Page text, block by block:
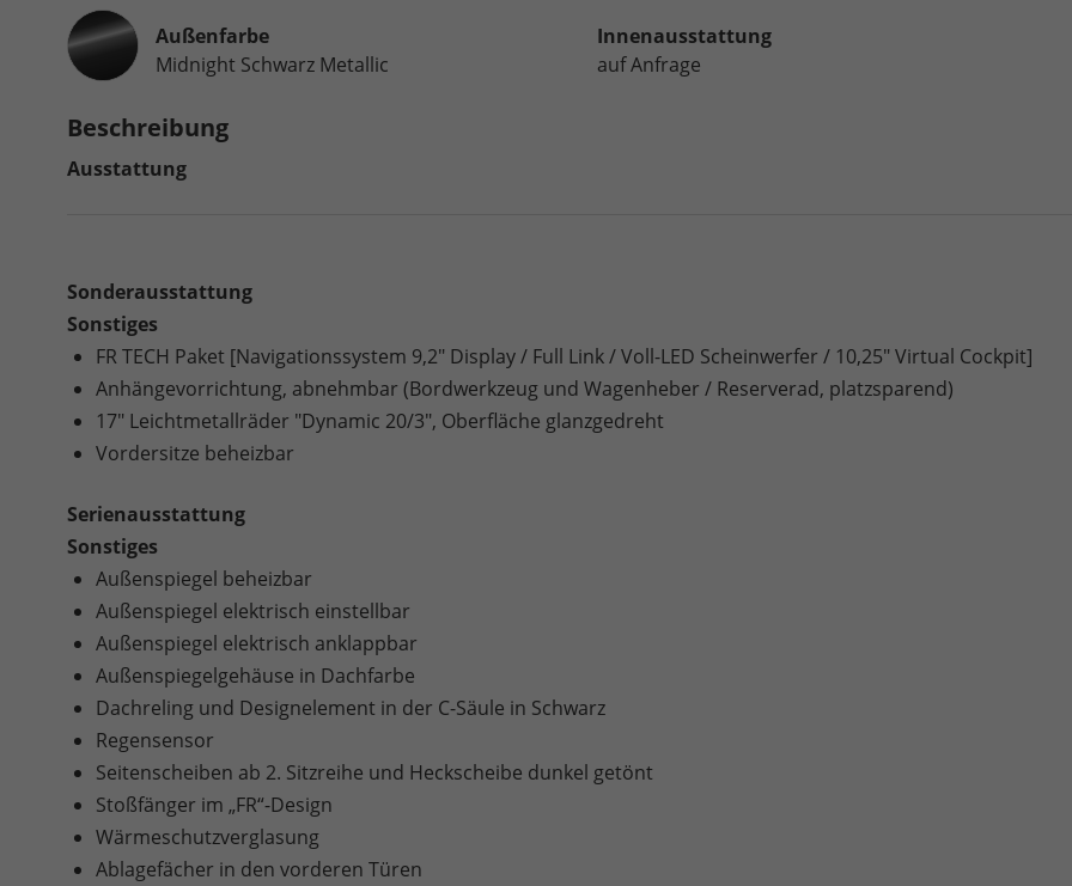
Außenfarbe
Midnight Schwarz Metallic
Innenausstattung
auf Anfrage
Beschreibung
Ausstattung
Sonderausstattung
Sonstiges
FR TECH Paket [Navigationssystem 9,2" Display / Full Link / Voll-LED Scheinwerfer / 10,25" Virtual Cockpit]
Anhängevorrichtung, abnehmbar (Bordwerkzeug und Wagenheber / Reserverad, platzsparend)
17" Leichtmetallräder "Dynamic 20/3", Oberfläche glanzgedreht
Vordersitze beheizbar
Serienausstattung
Sonstiges
Außenspiegel beheizbar
Außenspiegel elektrisch einstellbar
Außenspiegel elektrisch anklappbar
Außenspiegelgehäuse in Dachfarbe
Dachreling und Designelement in der C-Säule in Schwarz
Regensensor
Seitenscheiben ab 2. Sitzreihe und Heckscheibe dunkel getönt
Stoßfänger im „FR“-Design
Wärmeschutzverglasung
Ablagefächer in den vorderen Türen